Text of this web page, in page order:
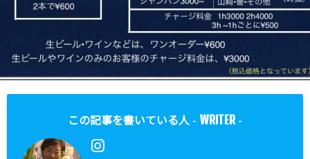
この記事を書いている人 - WRITER -